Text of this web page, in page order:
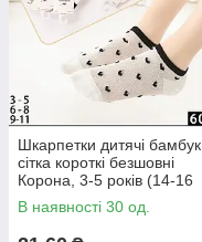
Шкарпетки дитячі бамбук
сітка короткі безшовні
Корона, 3-5 років (14-16
розмір), асорті, 381-6
В наявності 30 од.